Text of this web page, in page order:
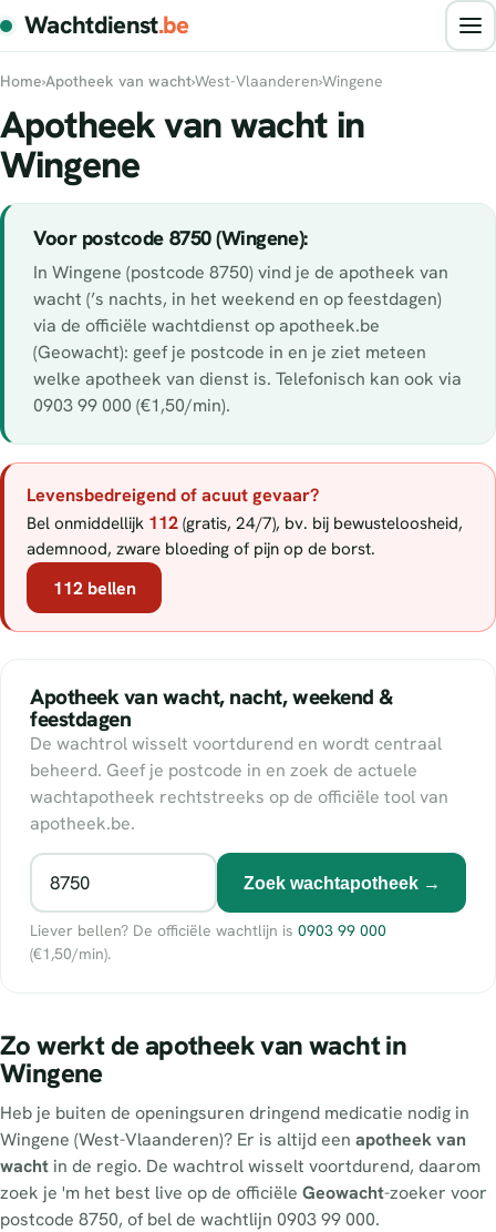
Wachtdienst.be
Home›Apotheek van wacht›West-Vlaanderen›Wingene
Apotheek van wacht in
Wingene
Voor postcode 8750 (Wingene):
In Wingene (postcode 8750) vind je de apotheek van
wacht (’s nachts, in het weekend en op feestdagen)
via de officiële wachtdienst op apotheek.be
(Geowacht): geef je postcode in en je ziet meteen
welke apotheek van dienst is. Telefonisch kan ook via
0903 99 000 (€1,50/min).
Levensbedreigend of acuut gevaar?
Bel onmiddellijk 112 (gratis, 24/7), bv. bij bewusteloosheid,
ademnood, zware bloeding of pijn op de borst.
112 bellen
Apotheek van wacht, nacht, weekend &
feestdagen
De wachtrol wisselt voortdurend en wordt centraal
beheerd. Geef je postcode in en zoek de actuele
wachtapotheek rechtstreeks op de officiële tool van
apotheek.be.
Zoek wachtapotheek →
Liever bellen? De officiële wachtlijn is 0903 99 000
(€1,50/min).
Zo werkt de apotheek van wacht in
Wingene
Heb je buiten de openingsuren dringend medicatie nodig in
Wingene (West-Vlaanderen)? Er is altijd een apotheek van
wacht in de regio. De wachtrol wisselt voortdurend, daarom
zoek je 'm het best live op de officiële Geowacht-zoeker voor
postcode 8750, of bel de wachtlijn 0903 99 000.